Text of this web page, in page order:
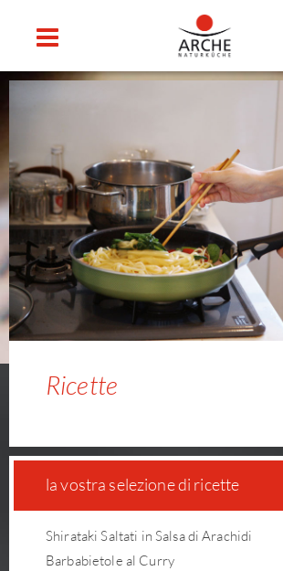
Ricette
la vostra selezione di ricette
Shirataki Saltati in Salsa di Arachidi
Barbabietole al Curry